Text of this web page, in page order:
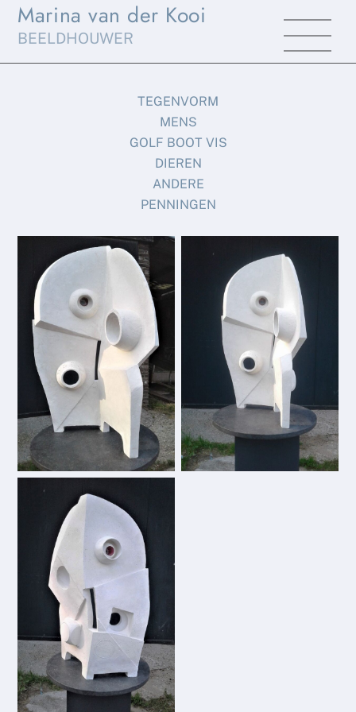
SkipMarina van der Kooi
BEELDHOUWER
TEGENVORM
MENS
GOLF BOOT VIS
DIEREN
ANDERE
PENNINGEN